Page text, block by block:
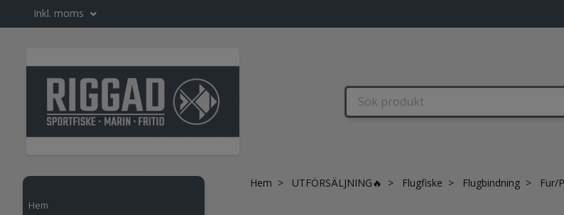
Inkl. moms
Hem
Hem UTFÖRSÄLJNING🔥 Flugfiske Flugbindning Fur/